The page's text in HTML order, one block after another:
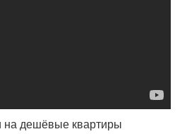
на дешёвые квартиры